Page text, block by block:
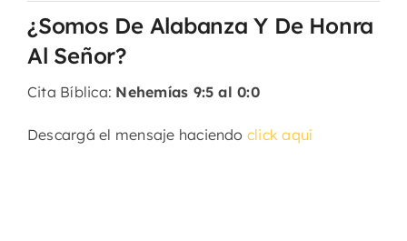
¿Somos De Alabanza Y De Honra
Al Señor?
Cita Bíblica: Nehemías 9:5 al 0:0
Descargá el mensaje haciendo click aquí